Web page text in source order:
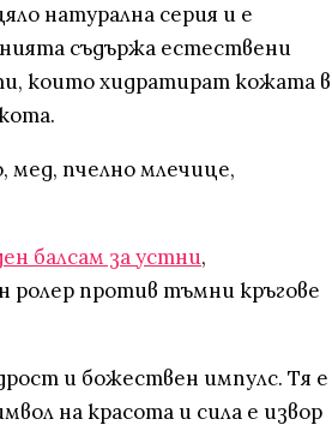
натурална серия и е
съдържа естествени
които хидратират кожата в
мед, пчелно млечице,
балсам за устни,
ролер против тъмни кръгове
и божествен импулс. Тя е
на красота и сила е извор